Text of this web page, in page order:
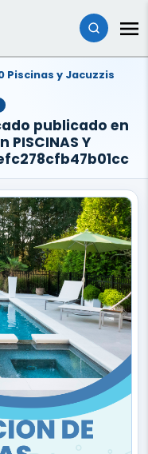
Piscinas y Jacuzzis
publicado en
PISCINAS Y